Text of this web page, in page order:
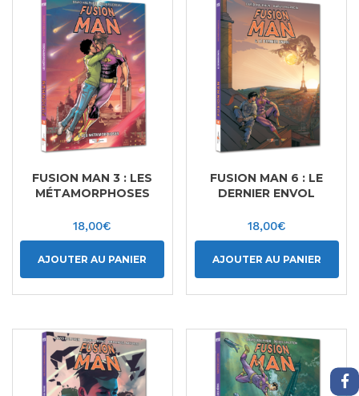
FUSION MAN 3 : LES
MÉTAMORPHOSES
18,00€
AJOUTER AU PANIER
FUSION MAN 6 : LE
DERNIER ENVOL
18,00€
AJOUTER AU PANIER